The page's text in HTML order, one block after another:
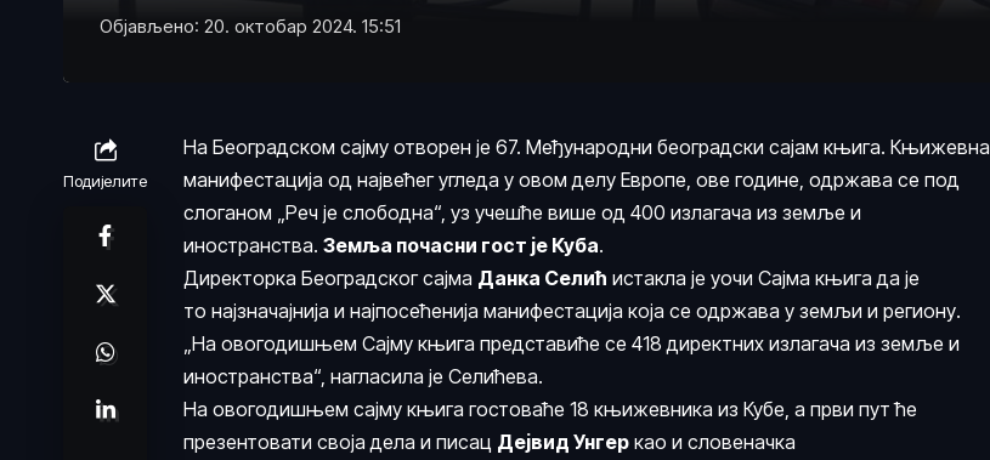
Објављено: 20. октобар 2024. 15:51
Подијелите
На Београдском сајму отворен је 67. Међународни београдски сајам књига. Књижевна
манифестација од највећег угледа у овом делу Европе, ове године, одржава се под
слоганом „Реч је слободна“, уз учешће више од 400 излагача из земље и
иностранства. Земља почасни гост је Куба.
Директорка Београдског сајма Данка Селић истакла је уочи Сајма књига да је
то најзначајнија и најпосећенија манифестација која се одржава у земљи и региону.
„На овогодишњем Сајму књига представиће се 418 директних излагача из земље и
иностранства“, нагласила је Селићева.
На овогодишњем сајму књига гостоваће 18 књижевника из Кубе, а први пут ће
презентовати своја дела и писац Дејвид Унгер као и словеначка